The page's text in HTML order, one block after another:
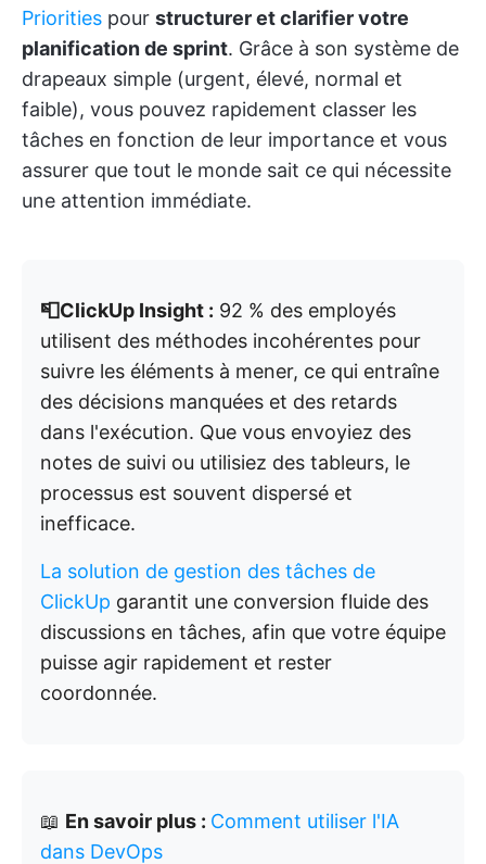
Priorities pour structurer et clarifier votre
planification de sprint. Grâce à son système de
drapeaux simple (urgent, élevé, normal et
faible), vous pouvez rapidement classer les
tâches en fonction de leur importance et vous
assurer que tout le monde sait ce qui nécessite
une attention immédiate.
📮ClickUp Insight : 92 % des employés
utilisent des méthodes incohérentes pour
suivre les éléments à mener, ce qui entraîne
des décisions manquées et des retards
dans l'exécution. Que vous envoyiez des
notes de suivi ou utilisiez des tableurs, le
processus est souvent dispersé et
inefficace.
La solution de gestion des tâches de
ClickUp garantit une conversion fluide des
discussions en tâches, afin que votre équipe
puisse agir rapidement et rester
coordonnée.
📖 En savoir plus : Comment utiliser l'IA
dans DevOps